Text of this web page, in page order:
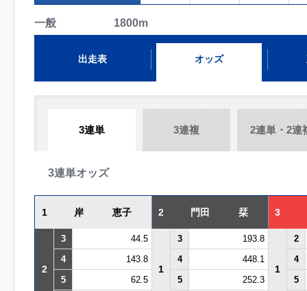
一般 1800m
出走表 オッズ
3連単 3連複 2連単・2連
3連単オッズ
1 岸 恵子 2 門田 栞 3
2
3 44.5
1
3 193.8
1
2
4
143.8 4 448.1
4
5
62.5 5 252.3
5